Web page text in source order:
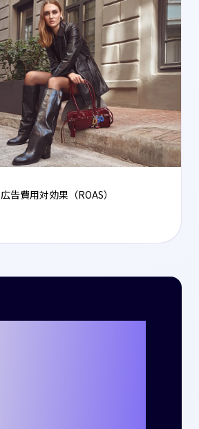
広告費用対効果（ROAS）